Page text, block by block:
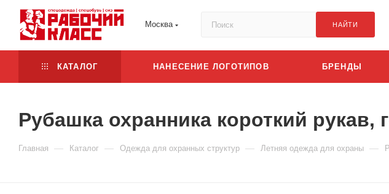
Москва НАЙТИ
КАТАЛОГ НАНЕСЕНИЕ ЛОГОТИПОВ БРЕНДЫ
Рубашка охранника короткий рукав,
Главная — Каталог — Одежда для охранных структур — Летняя одежда для охраны —